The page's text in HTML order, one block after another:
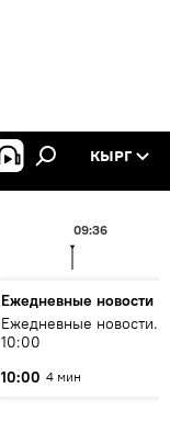
КЫРГ
09:36
Ежедневные новости
Ежедневные новости.
10:00
10:00 4 мин